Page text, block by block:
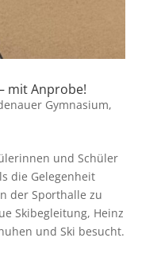
mit Anprobe!
Gymnasium,
und Schüler
die Gelegenheit
der Sporthalle zu
Skibegleitung, Heinz
und Ski besucht.